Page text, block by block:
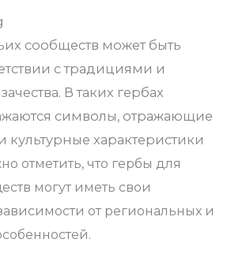
сообществ может быть
с традициями и
В таких гербах
символы, отражающие
культурные характеристики
отметить, что гербы для
могут иметь свои
от региональных и